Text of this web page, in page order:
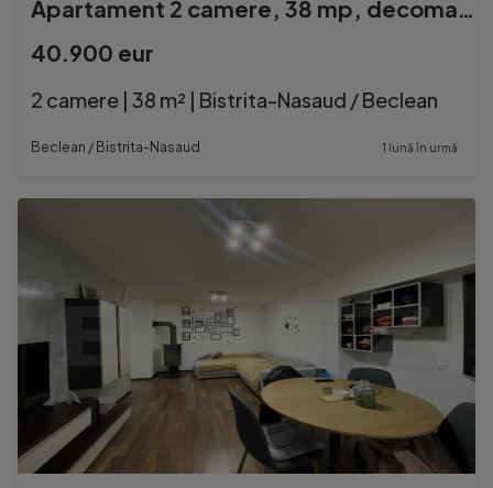
Apartament 2 camere, 38 mp, decomandat, oras Beclean, zona c
40.900 eur
2 camere | 38 m² | Bistrita-Nasaud / Beclean
Beclean / Bistrita-Nasaud 1 lună în urmă